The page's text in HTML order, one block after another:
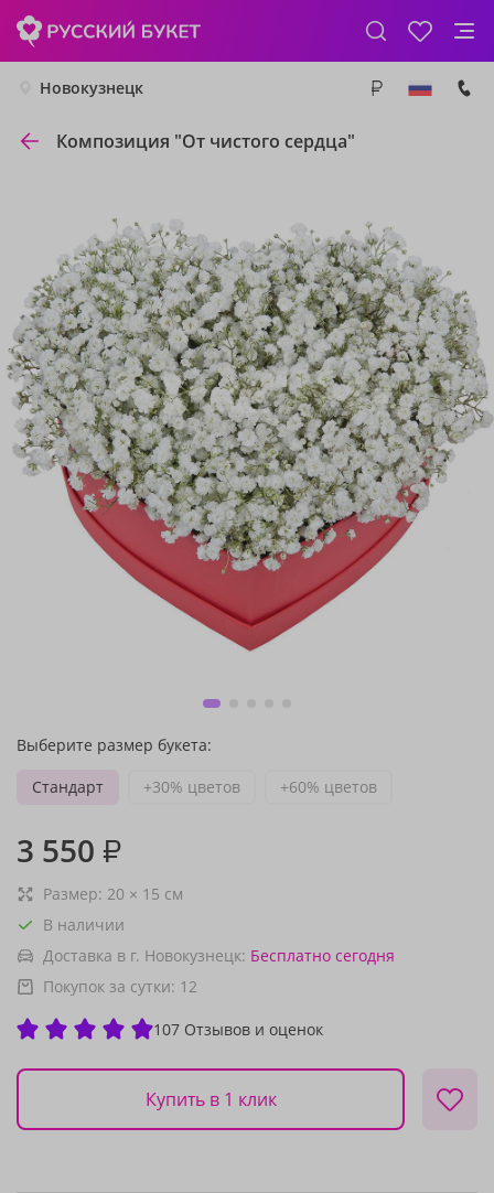
Новокузнецк
Композиция "От чистого сердца"
Выберите размер букета:
Стандарт
+30% цветов +60% цветов
3 550 ₽
Размер: 20 × 15 см
В наличии
Доставка в г. Новокузнецк: Бесплатно сегодня
Покупок за сутки: 12
107 Отзывов и оценок
Купить в 1 клик